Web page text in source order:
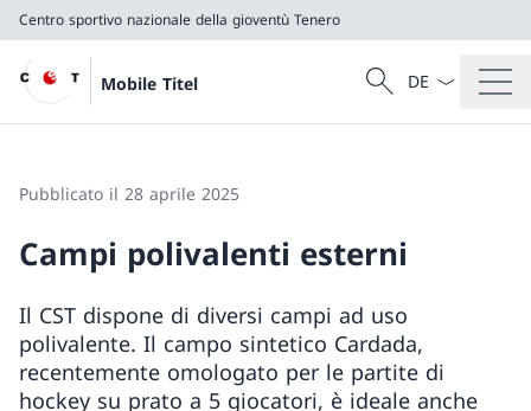
Centro sportivo nazionale della gioventù Tenero
Mobile Titel
Cercare
Ricerca
Dal menu a
Pubblicato il 28 aprile 2025
Campi polivalenti esterni
Il CST dispone di diversi campi ad uso
polivalente. Il campo sintetico Cardada,
recentemente omologato per le partite di
hockey su prato a 5 giocatori, è ideale anche